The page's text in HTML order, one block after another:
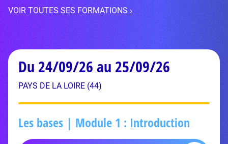
VOIR TOUTES SES FORMATIONS ›
Du 24/09/26 au 25/09/26
PAYS DE LA LOIRE (44)
Les bases | Module 1 : Introduction